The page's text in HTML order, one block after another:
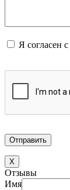
Я согласен с
X
Отзывы
Имя